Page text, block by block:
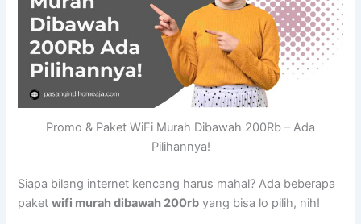
Promo & Paket WiFi Murah Dibawah 200Rb – Ada
Pilihannya!
Siapa bilang internet kencang harus mahal? Ada beberapa
paketwifi murah dibawah 200rb yang bisa lo pilih, nih!